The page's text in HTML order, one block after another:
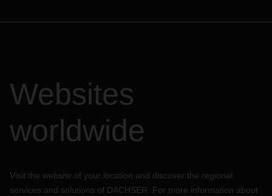
Websites
worldwide
Visit the website of your location and discover the regional
services and solutions of DACHSER. For more information about